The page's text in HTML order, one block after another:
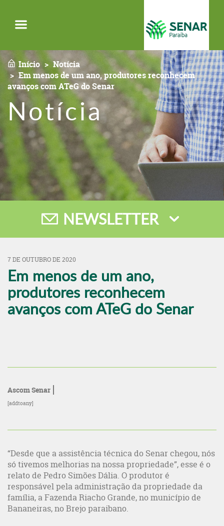
Início
Notícia
Em menos de um ano, produtores reconhecem
avanços com ATeG do Senar
Notícia
NEWSLETTER
7 DE OUTUBRO DE 2020
Em menos de um ano,
produtores reconhecem
avanços com ATeG do Senar
Ascom Senar
[addtoany]
“Desde que a assistência técnica do Senar chegou, nós
só tivemos melhorias na nossa propriedade”, esse é o
relato de Pedro Simões Dália. O produtor é
responsável pela administração da propriedade da
família, a Fazenda Riacho Grande, no município de
Bananeiras, no Brejo paraibano.